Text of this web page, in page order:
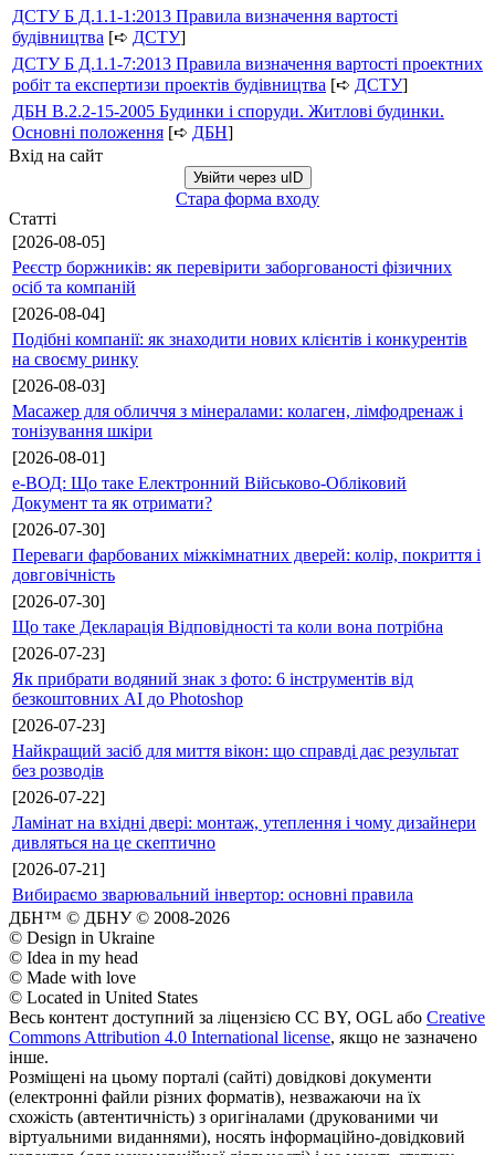
ДСТУ Б Д.1.1-1:2013 Правила визначення вартості
будівництва [➪ ДСТУ]
ДСТУ Б Д.1.1-7:2013 Правила визначення вартості проектних
робіт та експертизи проектів будівництва [➪ ДСТУ]
ДБН В.2.2-15-2005 Будинки і споруди. Житлові будинки.
Основні положення [➪ ДБН]
Вхід на сайт
Увійти через uID
Стара форма входу
Статті
[2026-08-05]
Реєстр боржників: як перевірити заборгованості фізичних
осіб та компаній
[2026-08-04]
Подібні компанії: як знаходити нових клієнтів і конкурентів
на своєму ринку
[2026-08-03]
Масажер для обличчя з мінералами: колаген, лімфодренаж і
тонізування шкіри
[2026-08-01]
е-ВОД: Що таке Електронний Військово-Обліковий
Документ та як отримати?
[2026-07-30]
Переваги фарбованих міжкімнатних дверей: колір, покриття і
довговічність
[2026-07-30]
Що таке Декларація Відповідності та коли вона потрібна
[2026-07-23]
Як прибрати водяний знак з фото: 6 інструментів від
безкоштовних AI до Photoshop
[2026-07-23]
Найкращий засіб для миття вікон: що справді дає результат
без розводів
[2026-07-22]
Ламінат на вхідні двері: монтаж, утеплення і чому дизайнери
дивляться на це скептично
[2026-07-21]
Вибираємо зварювальний інвертор: основні правила
ДБН™ © ДБНУ © 2008-2026
© Design in Ukraine
© Idea in my head
© Made with love
© Located in United States
Весь контент доступний за ліцензією CC BY, OGL або Creative
Commons Attribution 4.0 International license, якщо не зазначено
інше.
Розміщені на цьому порталі (сайті) довідкові документи
(електронні файли різних форматів), незважаючи на їх
схожість (автентичність) з оригіналами (друкованими чи
віртуальними виданнями), носять інформаційно-довідковий